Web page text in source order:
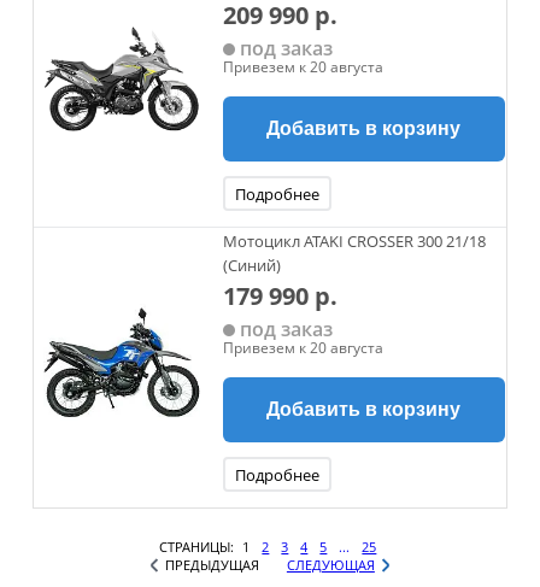
209 990 р.
под заказ
Привезем к 20 августа
Добавить в корзину
Подробнее
Мотоцикл ATAKI CROSSER 300 21/18
(Синий)
179 990 р.
под заказ
Привезем к 20 августа
Добавить в корзину
Подробнее
СТРАНИЦЫ: 1 2 3 4 5 ...
25
ПРЕДЫДУЩАЯ
СЛЕДУЮЩАЯ